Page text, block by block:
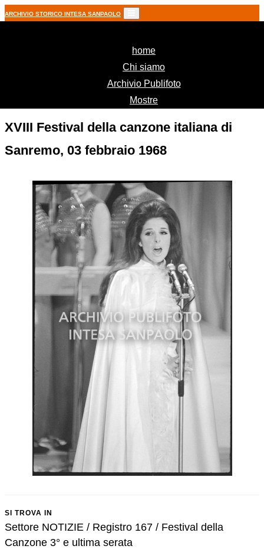
ARCHIVIO STORICO INTESA SANPAOLO
home(current)
Chi siamo
Archivio Publifoto
Mostre
XVIII Festival della canzone italiana di
Sanremo, 03 febbraio 1968
SI TROVA IN
Settore NOTIZIE / Registro 167 / Festival della
Canzone 3° e ultima serata